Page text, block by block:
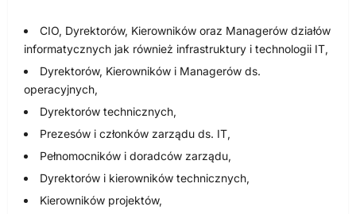
CIO, Dyrektorów, Kierowników oraz Managerów działów
informatycznych jak również infrastruktury i technologii IT,
Dyrektorów, Kierowników i Managerów ds.
operacyjnych,
Dyrektorów technicznych,
Prezesów i członków zarządu ds. IT,
Pełnomocników i doradców zarządu,
Dyrektorów i kierowników technicznych,
Kierowników projektów,